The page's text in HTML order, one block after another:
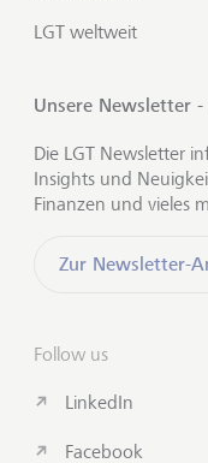
LGT weltweit
Unsere Newsletter
Die LGT Newsletter
Insights und
Finanzen und vieles
Zur Newsletter-
Follow us
LinkedIn
Facebook